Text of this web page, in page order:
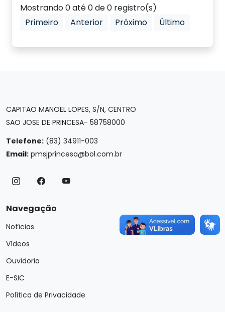
Mostrando 0 até 0 de 0 registro(s)
Primeiro
Anterior Próximo Último
CAPITAO MANOEL LOPES, S/N, CENTRO
SAO JOSE DE PRINCESA- 58758000
Telefone: (83) 34911-003
Email: pmsjprincesa@bol.com.br
Navegação
Notícias
Vídeos
Ouvidoria
E-SIC
Política de Privacidade